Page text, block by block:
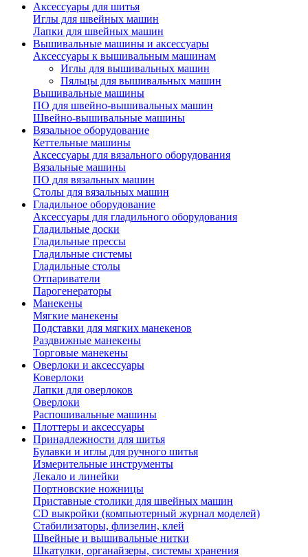
Аксессуары для шитья
Иглы для швейных машин
Лапки для швейных машин
Вышивальные машины и аксессуары
Аксессуары к вышивальным машинам
Иглы для вышивальных машин
Пяльцы для вышивальных машин
Вышивальные машины
ПО для швейно-вышивальных машин
Швейно-вышивальные машины
Вязальное оборудование
Кеттельные машины
Аксессуары для вязального оборудования
Вязальные машины
ПО для вязальных машин
Столы для вязальных машин
Гладильное оборудование
Аксессуары для гладильного оборудования
Гладильные доски
Гладильные прессы
Гладильные системы
Гладильные столы
Отпариватели
Парогенераторы
Манекены
Мягкие манекены
Подставки для мягких манекенов
Раздвижные манекены
Торговые манекены
Оверлоки и аксессуары
Коверлоки
Лапки для оверлоков
Оверлоки
Распошивальные машины
Плоттеры и аксессуары
Принадлежности для шитья
Булавки и иглы для ручного шитья
Измерительные инструменты
Лекало и линейки
Портновские ножницы
Приставные столики для швейных машин
СD выкройки (компьютерный журнал моделей)
Стабилизаторы, флизелин, клей
Швейные и вышивальные нитки
Шкатулки, органайзеры, системы хранения